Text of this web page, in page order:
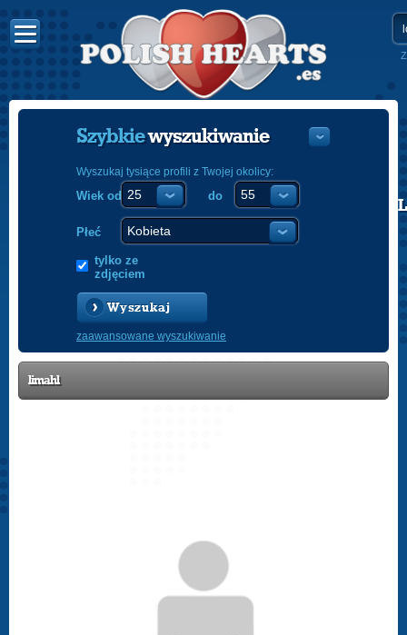
POLISH
Szybkiewyszukiwanie
Wyszukaj tysiące profili z Twojej okolicy:
Wiek od do
Płeć
tylko ze
zdjęciem
Wyszukaj
zaawansowane wyszukiwanie
limahl